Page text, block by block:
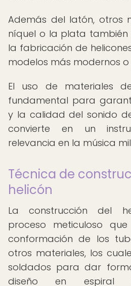
Además del latón, otros
níquel o la plata también
la fabricación de
modelos más modernos
El uso de materiales
fundamental para
y la calidad del sonido
convierte en un
relevancia en la música
Técnica de
helicón
La construcción del
proceso meticuloso
conformación de los
otros materiales, los
soldados para dar
diseño en espiral